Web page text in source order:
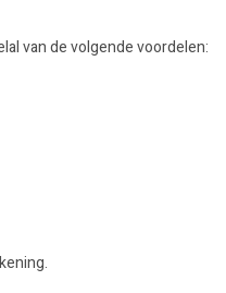
van de volgende voordelen: